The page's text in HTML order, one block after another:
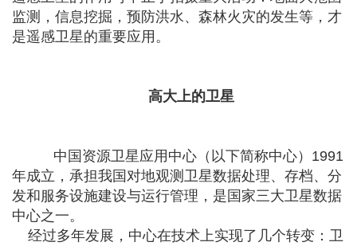
监测，信息挖掘，预防洪水、森林火灾的发生等，才
是遥感卫星的重要应用。
高大上的卫星
中国资源卫星应用中心（以下简称中心）1991
年成立，承担我国对地观测卫星数据处理、存档、分
发和服务设施建设与运行管理，是国家三大卫星数据
中心之一。
经过多年发展，中心在技术上实现了几个转变：卫